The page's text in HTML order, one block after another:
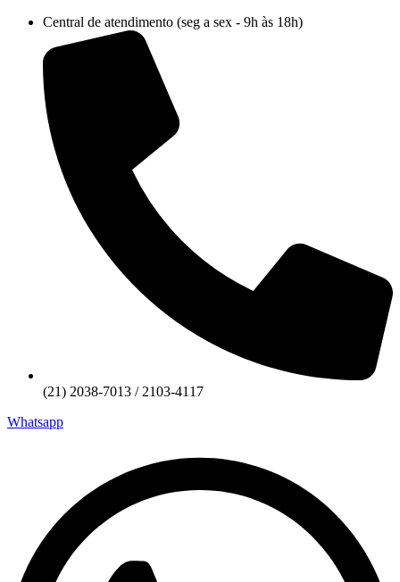
conteúdo
Central de atendimento (seg a sex - 9h às 18h)
(21) 2038-7013 / 2103-4117
Whatsapp